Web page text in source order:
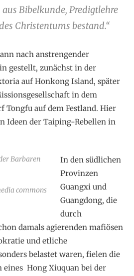
Bibelkunde, Predigtlehre
Christentums bestand.“
nach anstrengender
gestellt, zunächst in der
auf Honkong Island, später
in dem
auf dem Festland. Hier
Ideen der Taiping-Rebellen in
commons
In den südlichen
Provinzen
Guangxi und
Guangdong, die
durch
damals agierenden mafiösen
und etliche
belastet waren, fielen die
eines Hong Xiuquan bei der